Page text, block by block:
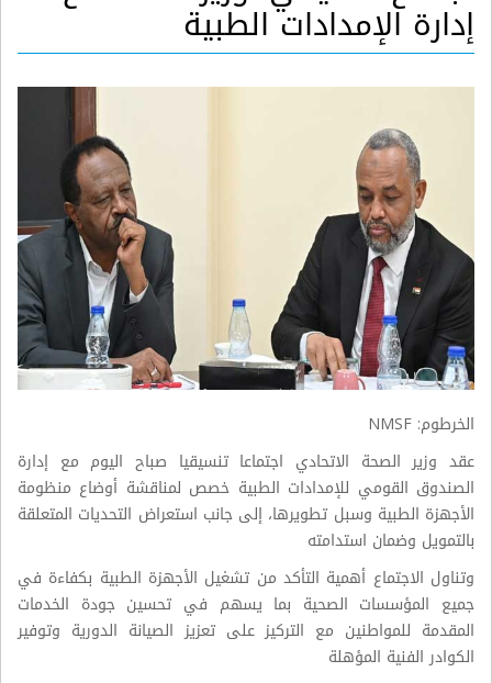
إدارة الإمدادات الطبية
الخرطوم: NMSF
عقد وزير الصحة الاتحادي اجتماعا تنسيقيا صباح اليوم مع إدارة
الصندوق القومي للإمدادات الطبية خصص لمناقشة أوضاع منظومة
الأجهزة الطبية وسبل تطويرها، إلى جانب استعراض التحديات المتعلقة
بالتمويل وضمان استدامته
وتناول الاجتماع أهمية التأكد من تشغيل الأجهزة الطبية بكفاءة في
جميع المؤسسات الصحية بما يسهم في تحسين جودة الخدمات
المقدمة للمواطنين مع التركيز على تعزيز الصيانة الدورية وتوفير
الكوادر الفنية المؤهلة